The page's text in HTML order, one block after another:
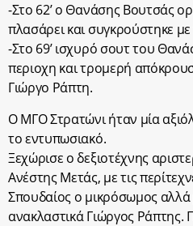
-Στο 62’ ο Θανάσης Βουτσάς
πλασάρει και συγκρούστηκε
-Στο 69’ ισχυρό σουτ του
περιοχη και τρομερή
Γιώργο Ράπτη.
Ο ΜΓΟ Στρατώνι ήταν μία
το εντυπωσιακό.
Ξεχώρισε ο δεξιοτέχνης
Ανέστης Μετάς, με τις
Σπουδαίος ο μικρόσωμος αλλά
ανακλαστικά Γιώργος Ράπτης.